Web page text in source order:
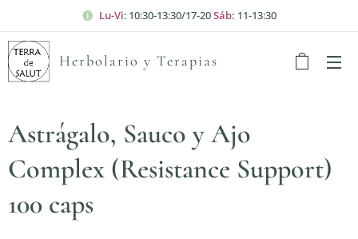
Lu-Vi: 10:30-13:30/17-20Sáb: 11-13:30
Herbolario y Terapias
Astrágalo, Sauco y Ajo
Complex (Resistance Support)
100 caps